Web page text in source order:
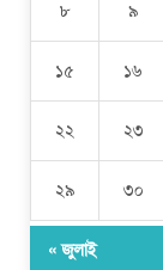
৮ ৯
১৫ ১৬
২২ ২৩
২৯ ৩০
« জুলাই